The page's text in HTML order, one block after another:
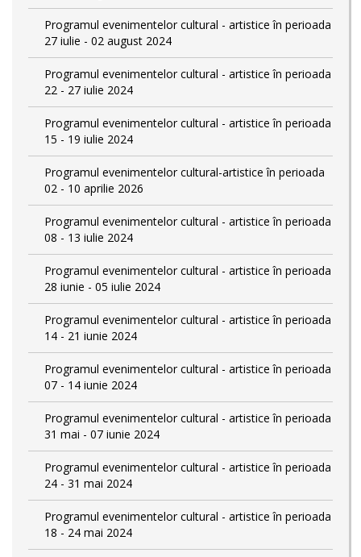
Programul evenimentelor cultural - artistice în perioada
27 iulie - 02 august 2024
Programul evenimentelor cultural - artistice în perioada
22 - 27 iulie 2024
Programul evenimentelor cultural - artistice în perioada
15 - 19 iulie 2024
Programul evenimentelor cultural-artistice în perioada
02 - 10 aprilie 2026
Programul evenimentelor cultural - artistice în perioada
08 - 13 iulie 2024
Programul evenimentelor cultural - artistice în perioada
28 iunie - 05 iulie 2024
Programul evenimentelor cultural - artistice în perioada
14 - 21 iunie 2024
Programul evenimentelor cultural - artistice în perioada
07 - 14 iunie 2024
Programul evenimentelor cultural - artistice în perioada
31 mai - 07 iunie 2024
Programul evenimentelor cultural - artistice în perioada
24 - 31 mai 2024
Programul evenimentelor cultural - artistice în perioada
18 - 24 mai 2024